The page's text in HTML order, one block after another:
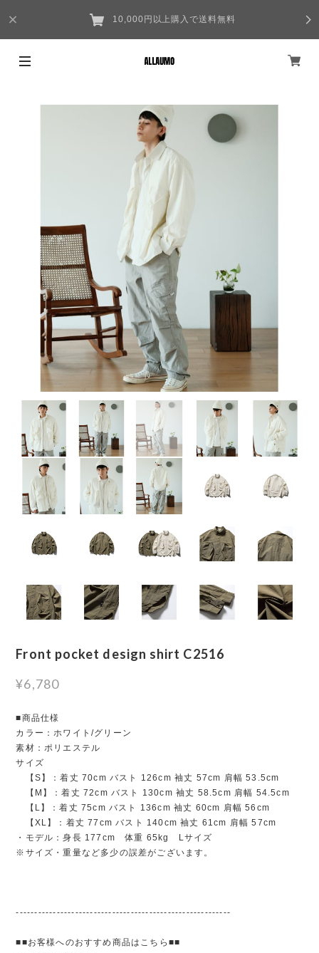
10,000円以上購入で送料無料
Front pocket design shirt C2516
¥6,780
■商品仕様
カラー：ホワイト/グリーン
素材：ポリエステル
サイズ
【S】：着丈 70cm バスト 126cm 袖丈 57cm 肩幅 53.5cm
【M】：着丈 72cm バスト 130cm 袖丈 58.5cm 肩幅 54.5cm
【L】：着丈 75cm バスト 136cm 袖丈 60cm 肩幅 56cm
【XL】：着丈 77cm バスト 140cm 袖丈 61cm 肩幅 57cm
・モデル：身長 177cm 体重 65kg Lサイズ
※サイズ・重量など多少の誤差がございます。
----------------------------------------------------------
■■お客様へのおすすめ商品はこちら■■